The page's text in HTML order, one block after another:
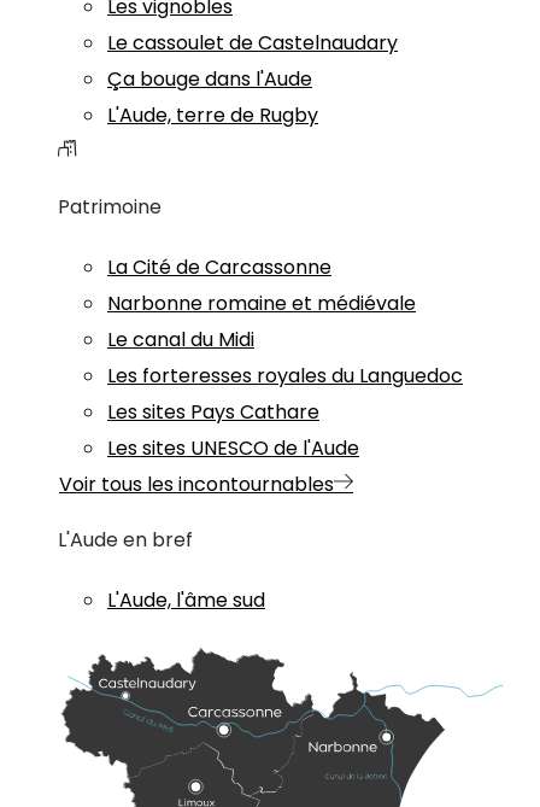
Les vignobles
Le cassoulet de Castelnaudary
Ça bouge dans l'Aude
L'Aude, terre de Rugby
Patrimoine
La Cité de Carcassonne
Narbonne romaine et médiévale
Le canal du Midi
Les forteresses royales du Languedoc
Les sites Pays Cathare
Les sites UNESCO de l'Aude
Voir tous les incontournables
L'Aude en bref
L'Aude, l'âme sud